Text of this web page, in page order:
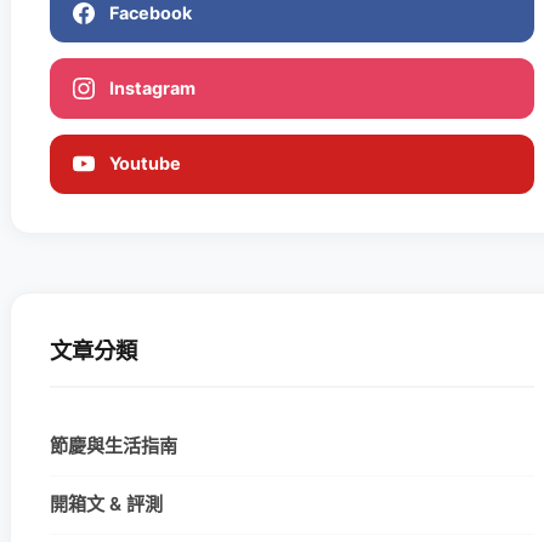
Facebook
Instagram
Youtube
文章分類
節慶與生活指南
開箱文 & 評測